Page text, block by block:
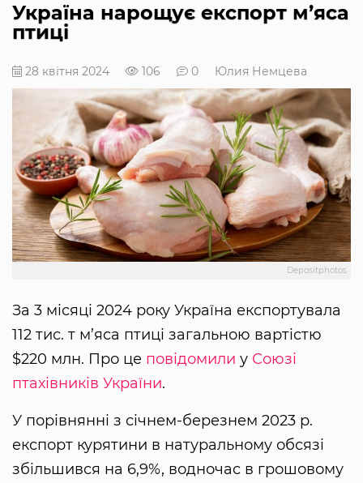
Україна нарощує експорт м’яса
птиці
28 квітня 2024 106 0 Юлия Немцева
Depositphotos
За 3 місяці 2024 року Україна експортувала
112 тис. т м’яса птиці загальною вартістю
$220 млн. Про це повідомили у Союзі
птахівників України.
У порівнянні з січнем-березнем 2023 р.
експорт курятини в натуральному обсязі
збільшився на 6,9%, водночас в грошовому